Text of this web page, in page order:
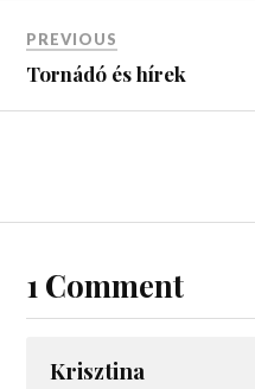
PREVIOUS
Tornádó és hírek
1 Comment
Krisztina